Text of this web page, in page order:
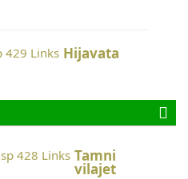
Hijavata
Tamni
vilajet